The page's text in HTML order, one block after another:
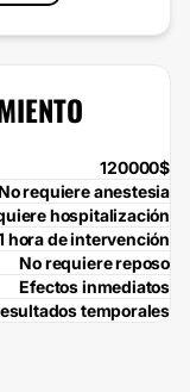
120000$
requiere anestesia
hospitalización
hora de intervención
No requiere reposo
Efectos inmediatos
temporales